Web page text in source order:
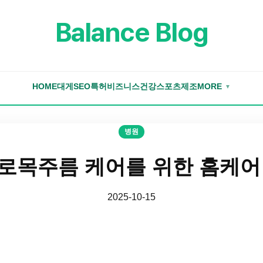
Balance Blog
HOME대게 SEO특허 비즈니스건강스포츠제조MORE ▼
병원
목주름 케어를 위한 홈케
2025-10-15